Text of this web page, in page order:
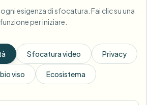
esigenza di sfocatura. Fai clic su una
funzione per iniziare.
Sfocatura video Privacy
viso Ecosistema